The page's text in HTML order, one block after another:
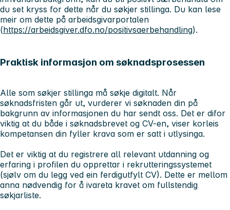
du set kryss for dette når du søkjer stillinga. Du kan lese
meir om dette på arbeidsgivarportalen
(https://arbeidsgiver.dfo.no/positivsaerbehandling).
Praktisk informasjon om søknadsprosessen
Alle som søkjer stillinga må søkje digitalt. Når
søknadsfristen går ut, vurderer vi søknaden din på
bakgrunn av informasjonen du har sendt oss. Det er difor
viktig at du både i søknadsbrevet og CV-en, viser korleis
kompetansen din fyller krava som er satt i utlysinga.
Det er viktig at du registrere all relevant utdanning og
erfaring i profilen du opprettar i rekrutteringssystemet
(sjølv om du legg ved ein ferdigutfylt CV). Dette er mellom
anna nødvendig for å ivareta kravet om fullstendig
søkjarliste.